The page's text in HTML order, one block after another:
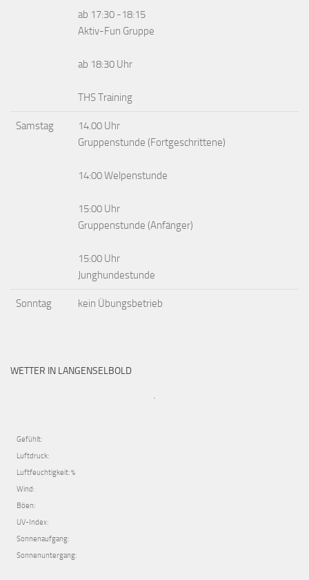
ab 17:30 -18:15
Aktiv-Fun Gruppe
ab 18:30 Uhr
THS Training
Samstag
14.00 Uhr
Gruppenstunde (Fortgeschrittene)
14:00 Welpenstunde
15:00 Uhr
Gruppenstunde (Anfänger)
15:00 Uhr
Junghundestunde
Sonntag kein Übungsbetrieb
WETTER IN LANGENSELBOLD
,
Gefühlt:
Luftdruck:
Luftfeuchtigkeit: %
Wind:
Böen:
UV-Index:
Sonnenaufgang:
Sonnenuntergang: